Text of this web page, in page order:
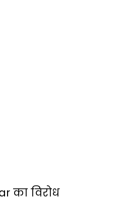
का विरोध